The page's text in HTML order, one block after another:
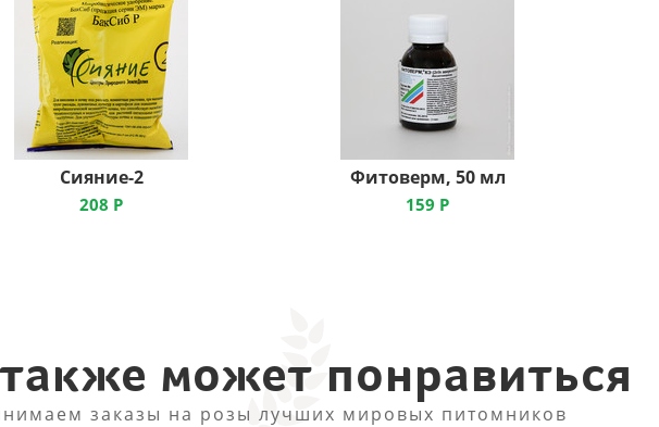
Сияние-2
208 Р
Фитоверм, 50 мл
159 Р
может понравиться
заказы на розы лучших мировых питомников